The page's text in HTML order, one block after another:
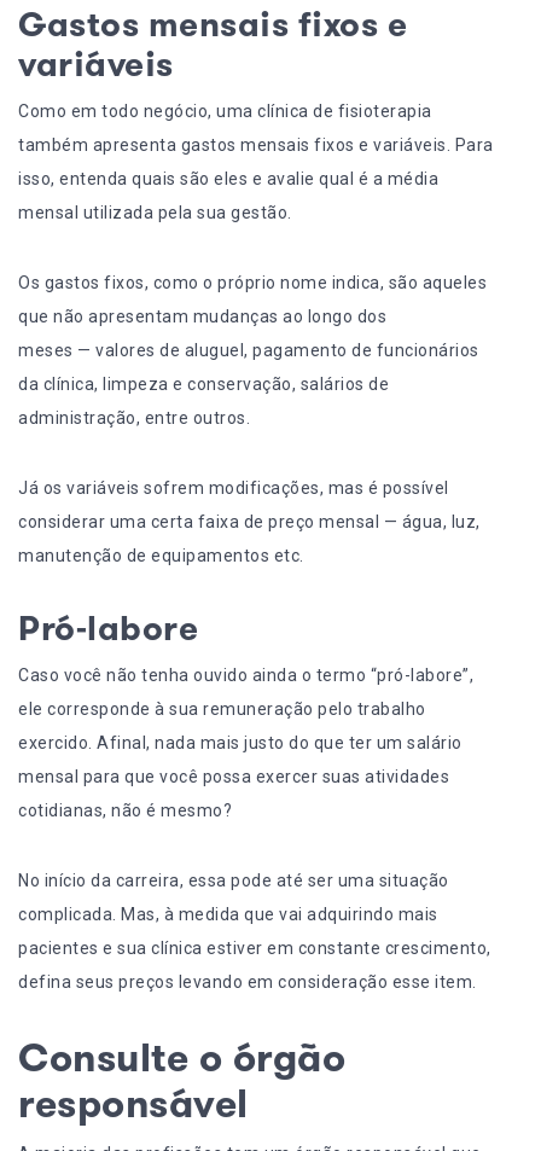
Gastos mensais fixos e
variáveis
Como em todo negócio, uma clínica de fisioterapia
também apresenta gastos mensais fixos e variáveis. Para
isso, entenda quais são eles e avalie qual é a média
mensal utilizada pela sua gestão.
Os gastos fixos, como o próprio nome indica, são aqueles
que não apresentam mudanças ao longo dos
meses — valores de aluguel, pagamento de funcionários
da clínica, limpeza e conservação, salários de
administração, entre outros.
Já os variáveis sofrem modificações, mas é possível
considerar uma certa faixa de preço mensal — água, luz,
manutenção de equipamentos etc.
Pró-labore
Caso você não tenha ouvido ainda o termo “pró-labore”,
ele corresponde à sua remuneração pelo trabalho
exercido. Afinal, nada mais justo do que ter um salário
mensal para que você possa exercer suas atividades
cotidianas, não é mesmo?
No início da carreira, essa pode até ser uma situação
complicada. Mas, à medida que vai adquirindo mais
pacientes e sua clínica estiver em constante crescimento,
defina seus preços levando em consideração esse item.
Consulte o órgão
responsável